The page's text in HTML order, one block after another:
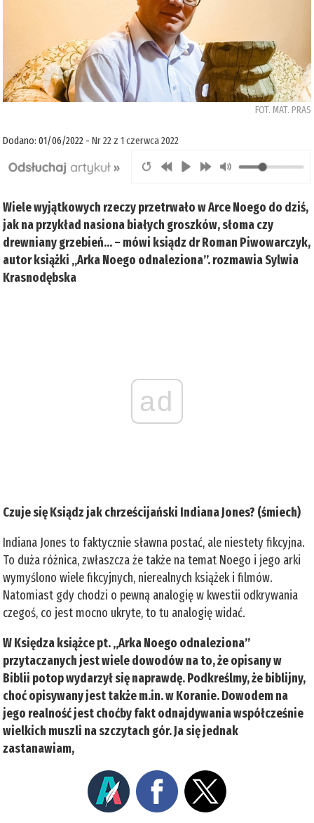
FOT. MAT. PRAS
Dodano: 01/06/2022 -Nr 22 z 1 czerwca 2022
Wiele wyjątkowych rzeczy przetrwało w Arce Noego do dziś,
jak na przykład nasiona białych groszków, słoma czy
drewniany grzebień... – mówi ksiądz dr Roman Piwowarczyk,
autor książki „Arka Noego odnaleziona”. rozmawia Sylwia
Krasnodębska
ad
Czuje się Ksiądz jak chrześcijański Indiana Jones? (śmiech)
Indiana Jones to faktycznie sławna postać, ale niestety fikcyjna.
To duża różnica, zwłaszcza że także na temat Noego i jego arki
wymyślono wiele fikcyjnych, nierealnych książek i filmów.
Natomiast gdy chodzi o pewną analogię w kwestii odkrywania
czegoś, co jest mocno ukryte, to tu analogię widać.
W Księdza książce pt. „Arka Noego odnaleziona”
przytaczanych jest wiele dowodów na to, że opisany w
Biblii potop wydarzył się naprawdę. Podkreślmy, że biblijny,
choć opisywany jest także m.in. w Koranie. Dowodem na
jego realność jest choćby fakt odnajdywania współcześnie
wielkich muszli na szczytach gór. Ja się jednak
zastanawiam,